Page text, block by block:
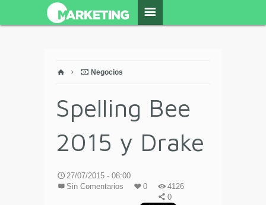
Negocios
Spelling Bee
2015 y Drake
27/07/2015 - 08:00
Sin Comentarios
0
4126
0